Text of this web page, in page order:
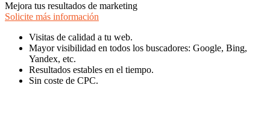
Mejora tus resultados de marketing
Solicite más información
Visitas de calidad a tu web.
Mayor visibilidad en todos los buscadores: Google, Bing,
Yandex, etc.
Resultados estables en el tiempo.
Sin coste de CPC.